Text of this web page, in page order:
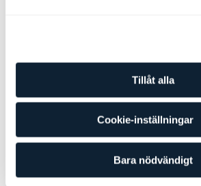
Tillåt alla
Cookie-inställningar
Bara nödvändigt
Hampus Tengman
Personlig tränare
Styrketräning